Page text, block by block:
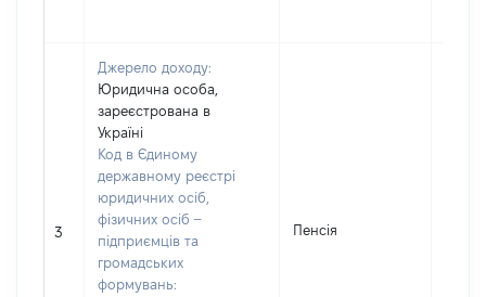
3
Джерело доходу:
Юридична особа,
зареєстрована в
Україні
Код в Єдиному
державному реєстрі
юридичних осіб,
фізичних осіб –
підприємців та
громадських
формувань:
Пенсія